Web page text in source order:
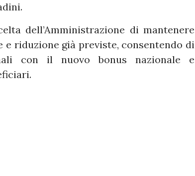
dell’Amministrazione di mantenere
riduzione già previste, consentendo di
con il nuovo bonus nazionale e